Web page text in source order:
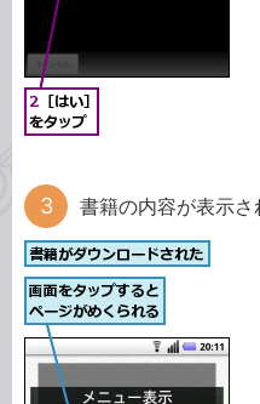
書籍の内容が表示さ